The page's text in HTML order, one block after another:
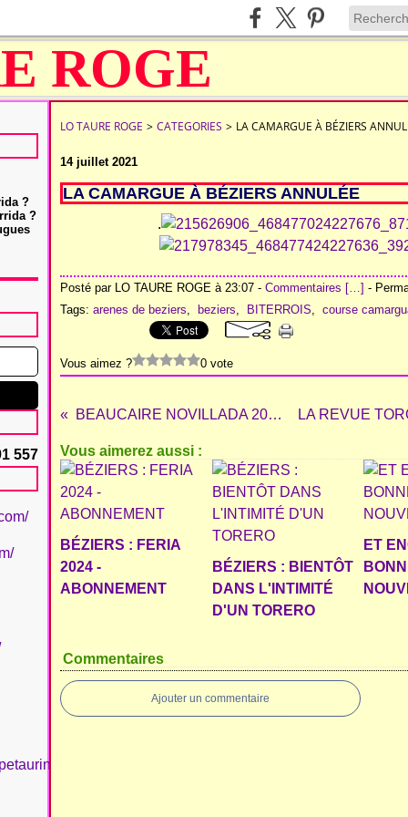
?
?
557
LO TAURE ROGE > CATEGORIES > LA CAMARGUE À BÉZIERS
14 juillet 2021
LA CAMARGUE À BÉZIERS ANNULÉE
.
Posté par LO TAURE ROGE à 23:07 - Commentaires […] -
Tags: arenes de beziers, beziers, BITERROIS, course
Vous aimez ? 0 vote
BEAUCAIRE NOVILLADA 2021
Vous aimerez aussi :
BÉZIERS : FERIA
2024 -
ABONNEMENT
BÉZIERS : BIENTÔT
DANS L'INTIMITÉ
D'UN TORERO
ET
Commentaires
Ajouter un commentaire